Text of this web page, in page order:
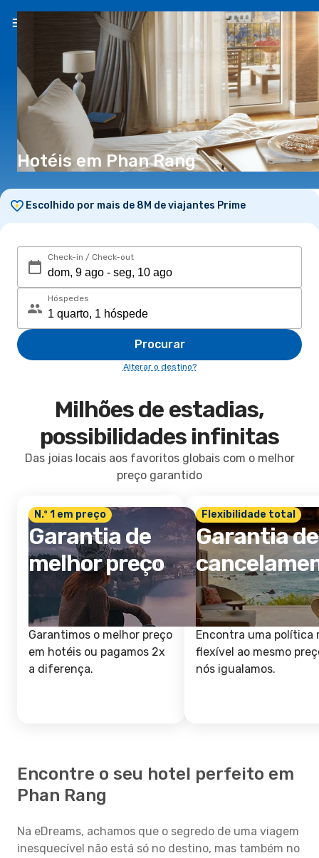
PT(€)
Hotéis em Phan Rang
Escolhido por mais de 8M de viajantes Prime
Check-in / Check-out
Hóspedes
Procurar
Alterar o destino?
Milhões de estadias,
possibilidades infinitas
Das joias locais aos favoritos globais com o melhor
preço garantido
N.º 1 em preço
Garantia de
melhor preço
Garantimos o melhor preço
em hotéis ou pagamos 2x
a diferença.
Flexibilidade total
Garantia de
Encontra uma política
flexível ao mesmo
nós igualamos.
Encontre o seu hotel perfeito em
Phan Rang
Na eDreams, achamos que o segredo de uma viagem
inesquecível não está só no destino, mas também no